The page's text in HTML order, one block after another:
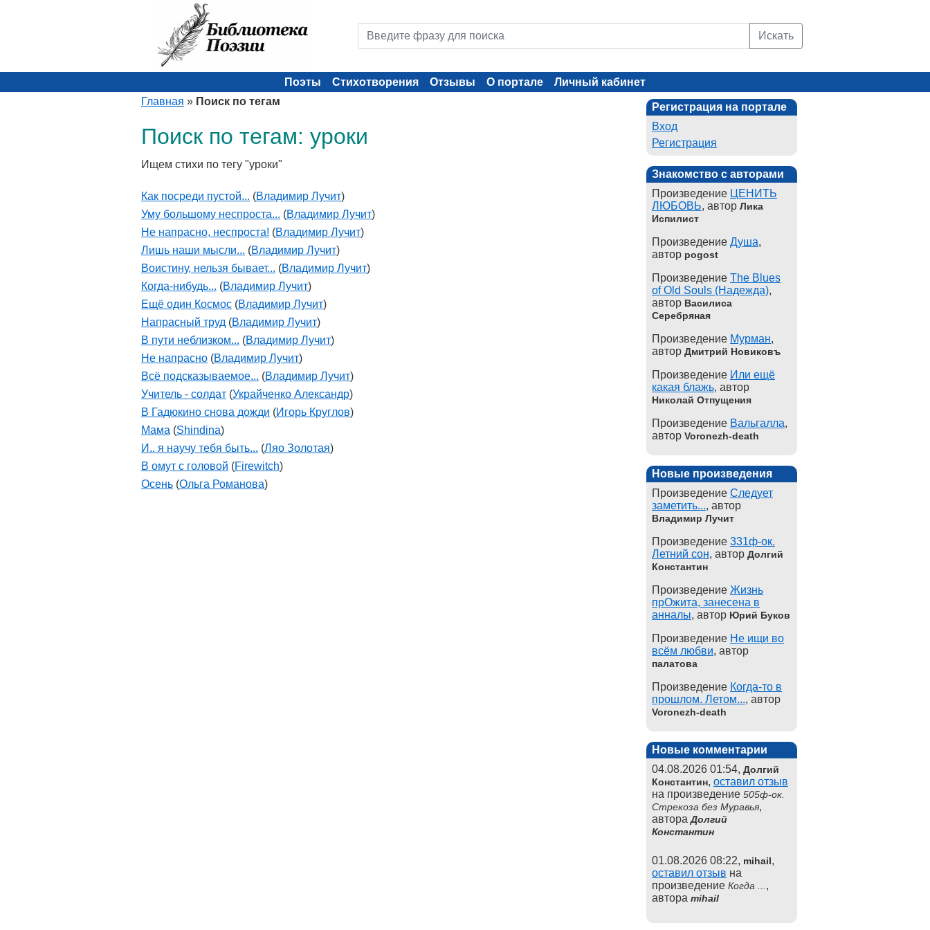
Искать
Поэты Стихотворения Отзывы О портале
Личный кабинет
Главная » Поиск по тегам
Поиск по тегам: уроки
Ищем стихи по тегу "уроки"
Как посреди пустой... (Владимир Лучит)
Уму большому неспроста... (Владимир Лучит)
Не напрасно, неспроста! (Владимир Лучит)
Лишь наши мысли... (Владимир Лучит)
Воистину, нельзя бывает... (Владимир Лучит)
Когда-нибудь... (Владимир Лучит)
Ещё один Космос (Владимир Лучит)
Напрасный труд (Владимир Лучит)
В пути неблизком... (Владимир Лучит)
Не напрасно (Владимир Лучит)
Всё подсказываемое... (Владимир Лучит)
Учитель - солдат (Украйченко Александр)
В Гадюкино снова дожди (Игорь Круглов)
Мама (Shindina)
И.. я научу тебя быть... (Ляо Золотая)
В омут с головой (Firewitch)
Осень (Ольга Романова)
Регистрация на портале
Вход
Регистрация
Знакомство с авторами
Произведение ЦЕНИТЬ
ЛЮБОВЬ, автор Лика
Испилист
Произведение Душа,
автор pogost
Произведение The Blues
of Old Souls (Надежда),
автор Василиса
Серебряная
Произведение Мурман,
автор Дмитрий Новиковъ
Произведение Или ещё
какая блажь, автор
Николай Отпущения
Произведение Вальгалла,
автор Voronezh-death
Новые произведения
Произведение Следует
заметить..., автор
Владимир Лучит
Произведение 331ф-ок.
Летний сон, автор Долгий
Константин
Произведение Жизнь
прОжита, занесена в
анналы, автор Юрий Буков
Произведение Не ищи во
всём любви, автор
палатова
Произведение Когда-то в
прошлом. Летом..., автор
Voronezh-death
Новые комментарии
04.08.2026 01:54, Долгий
Константин, оставил отзыв
на произведение 505ф-ок.
Стрекоза без Муравья,
автораДолгий
Константин
01.08.2026 08:22, mihail,
оставил отзыв на
произведение Когда ... ,
автора mihail